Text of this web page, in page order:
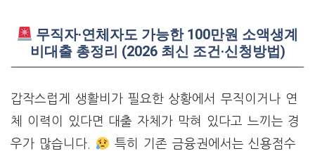
무직자·연체자도 가능한 100만원 소액생계
비대출 총정리 (2026 최신 조건·신청방법)
갑작스럽게 생활비가 필요한 상황에서 무직이거나 연
체 이력이 있다면 대출 자체가 막혀 있다고 느끼는 경
우가 많습니다.
특히 기존 금융권에서는 신용점수